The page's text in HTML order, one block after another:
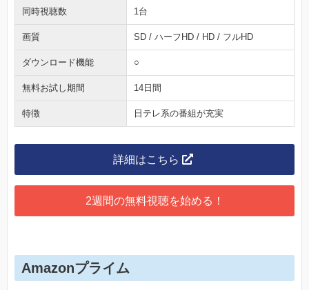
同時視聴数 1台
画質 SD / ハーフHD / HD / フルHD
ダウンロード機能 ○
無料お試し期間 14日間
特徴 日テレ系の番組が充実
詳細はこちら
2週間の無料視聴を始める！
Amazonプライム